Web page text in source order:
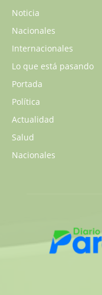
Noticia
Nacionales
Internacionales
Lo que está pasando
Portada
Política
Actualidad
Salud
Nacionales